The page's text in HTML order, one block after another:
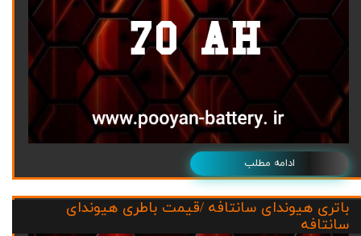
ادامه مطلب
باتری هیوندای سانتافه /قیمت باطری هیوندای
سانتافه